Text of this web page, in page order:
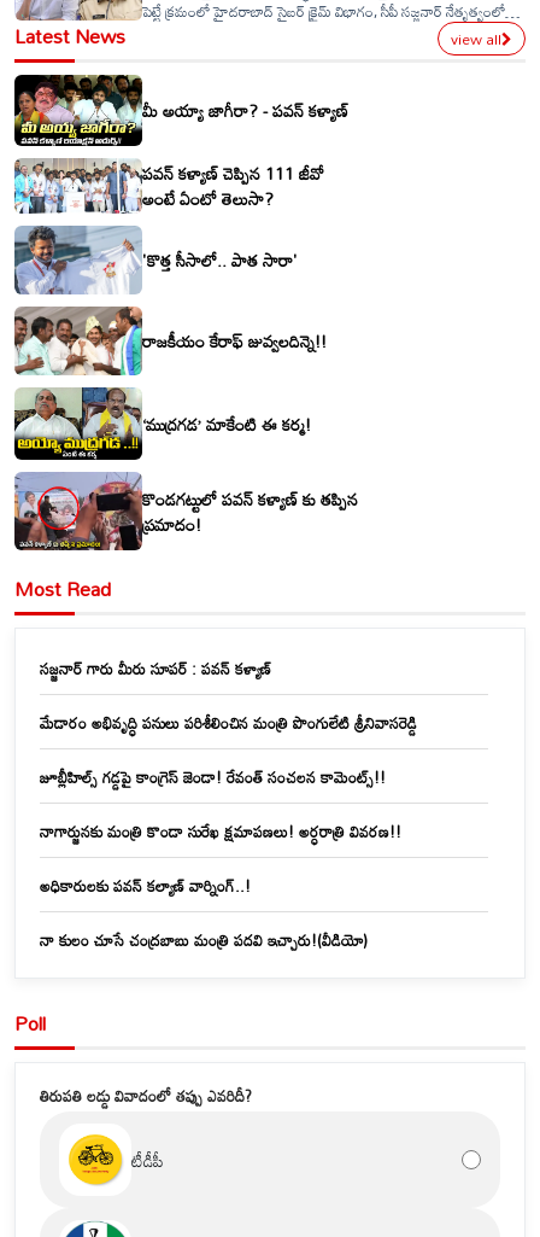
పెట్టే క్రమంలో హైదరాబాద్ సైబర్ క్రైమ్ విభాగం, సీపీ సజ్జనార్ నేతృత్వంలో
నిర్వహించిన ఆపరేషన్ విజయవంతమైంది. ఐబొమ్మ నిర్వాహకుడు ఇమ్మడి
రవిని అరెస్ట్ చేసిన నేపథ్యంలో సినీ ప్రముఖులు హైదరాబాద్ సీపీ సజ్జనార్‌ను
సీఎం పవన్ కల్యాణ్, పోలీసుల కృషిని ప్రశంసిస్తూ అభినందనలు తెలియజేశారు.
Latest News view all
మీ అయ్యా జాగీరా? - పవన్ కళ్యాణ్
పవన్ కళ్యాణ్ చెప్పిన 111 జీవో
అంటే ఏంటో తెలుసా?
'కొత్త సీసాలో.. పాత సారా'
రాజకీయం కేరాఫ్ జువ్వలదిన్నె!!
‘ముద్రగడ’ మాకేంటి ఈ కర్మ!
కొండగట్టులో పవన్ కళ్యాణ్ కు తప్పిన
ప్రమాదం!
Most Read
సజ్జనార్ గారు మీరు సూపర్ : పవన్ కళ్యాణ్
మేడారం అభివృద్ధి పనులు పరిశీలించిన మంత్రి పొంగులేటి శ్రీనివాసరెడ్డి
జూబ్లీహిల్స్‌ గడ్డపై కాంగ్రెస్ జెండా! రేవంత్ సంచలన కామెంట్స్!!
నాగార్జునకు మంత్రి కొండా సురేఖ క్షమాపణలు! అర్ధరాత్రి వివరణ!!
అధికారులకు పవన్ కల్యాణ్ వార్నింగ్..!
నా కులం చూసే చంద్రబాబు మంత్రి పదవి ఇచ్చారు!(వీడియో)
Poll
తిరుపతి లడ్డు వివాదంలో తప్పు ఎవరిదీ?
టీడీపీ